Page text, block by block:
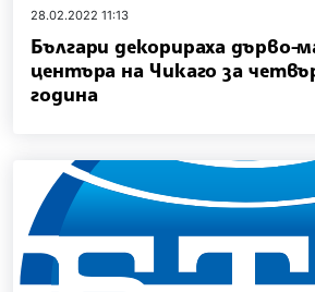
28.02.2022 11:13
Българи декорираха дърво-
центъра на Чикаго за
година